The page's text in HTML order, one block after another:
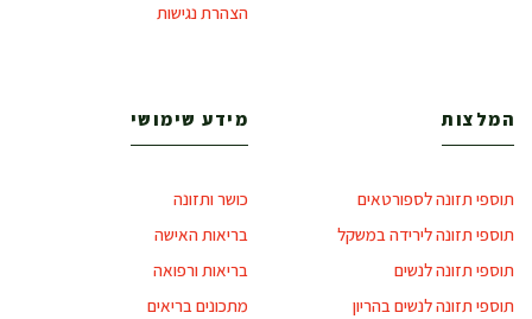
הצהרת נגישות
המלצות
תוספי תזונה לספורטאים
תוספי תזונה לירידה במשקל
תוספי תזונה לנשים
תוספי תזונה לנשים בהריון
מידע שימושי
כושר ותזונה
בריאות האישה
בריאות ורפואה
מתכונים בריאים